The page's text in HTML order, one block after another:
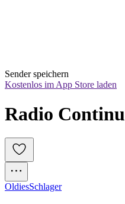
Sender speichern
Kostenlos im App Store laden
Radio Continu
OldiesSchlager